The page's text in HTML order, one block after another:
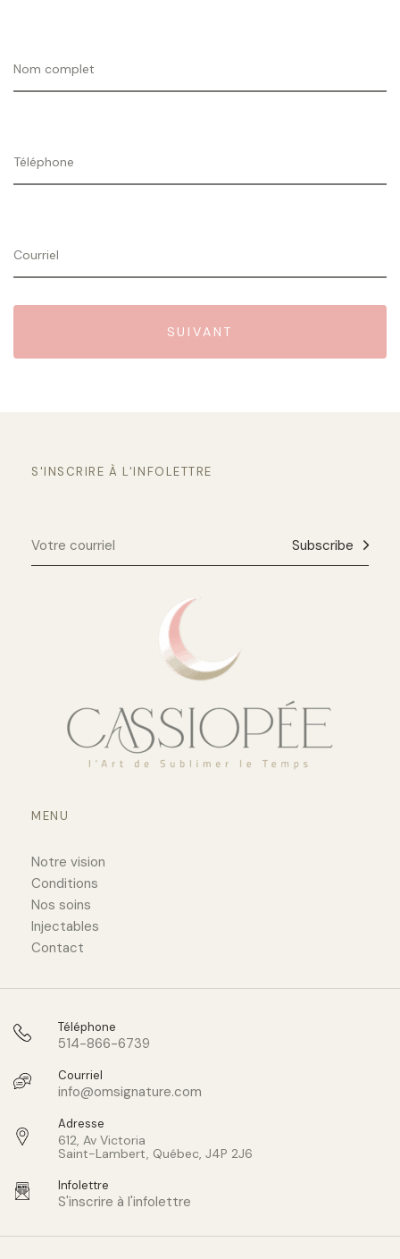
S'INSCRIRE À L'INFOLETTRE
Subscribe
MENU
Notre vision
Conditions
Nos soins
Injectables
Contact
Téléphone
514-866-6739
Courriel
info@omsignature.com
Adresse
612, Av Victoria
Saint-Lambert, Québec, J4P 2J6
Infolettre
S'inscrire à l'infolettre